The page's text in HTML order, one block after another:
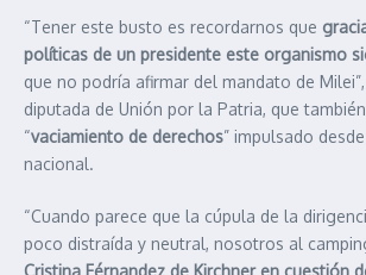
“Tener este busto es recordarnos que
políticas de un presidente este organismo
que no podría afirmar del mandato de
diputada de Unión por la Patria, que
“vaciamiento de derechos” impulsado
nacional.
“Cuando parece que la cúpula de la
poco distraída y neutral, nosotros al
Cristina Férnandez de Kirchner en cuestión